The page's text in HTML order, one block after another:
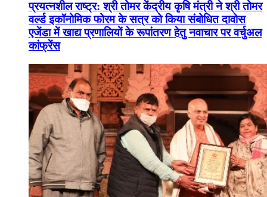
प्रयत्नशील राष्ट्र: श्री तोमर केंद्रीय कृषि मंत्री ने श्री तोमर
वर्ल्ड इकॉनोमिक फोरम के सत्र को किया संबोधित दावोस
एजेंडा में खाद्य प्रणालियों के रूपांतरण हेतु नवाचार पर वर्चुअल
कांफ्रेंस